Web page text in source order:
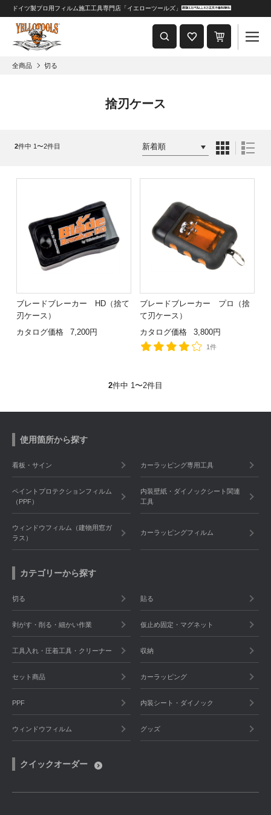
重要なおしらせ
2024年8月1日 価格改定につきまして
ドイツ製プロ用フィルム施工工具専門店「イエローツールズ」
全商品 切る
捨刃ケース
2件中 1〜2件目
ブレードブレーカー HD（捨て
刃ケース）
カタログ価格
7,200円
ブレードブレーカー プロ（捨
て刃ケース）
カタログ価格
3,800円
1件
2件中 1〜2件目
使用箇所から探す
看板・サイン カーラッピング専用工具
ペイントプロテクションフィルム
（PPF）
内装壁紙・ダイノックシート関連
工具
ウィンドウフィルム（建物用窓ガ
ラス）
カーラッピングフィルム
カテゴリーから探す
切る 貼る
剥がす・削る・細かい作業 仮止め固定・マグネット
工具入れ・圧着工具・クリーナー 収納
セット商品 カーラッピング
PPF 内装シート・ダイノック
ウィンドウフィルム グッズ
クイックオーダー